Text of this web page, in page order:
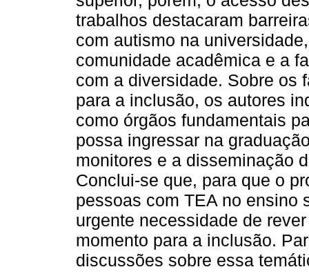
trabalhos destacaram
com autismo na
comunidade acadêmica e a
com a diversidade. Sobre os
para a inclusão, os autores
como órgãos fundamentais
possa ingressar na
monitores e a disseminação
Conclui-se que, para que o
pessoas com TEA no ensino
urgente necessidade de
momento para a inclusão.
discussões sobre essa